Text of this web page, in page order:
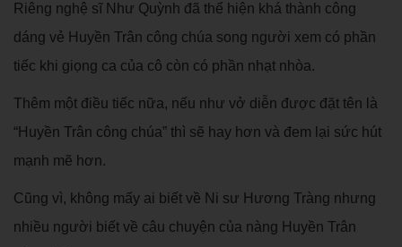
Riêng nghệ sĩ Như Quỳnh đã thể hiện khá thành công
dáng vẻ Huyền Trân công chúa song người xem có phần
tiếc khi giọng ca của cô còn có phần nhạt nhòa.
Thêm một điều tiếc nữa, nếu như vở diễn được đặt tên là
“Huyền Trân công chúa” thì sẽ hay hơn và đem lại sức hút
mạnh mẽ hơn.
Cũng vì, không mấy ai biết về Ni sư Hương Tràng nhưng
nhiều người biết về câu chuyện của nàng Huyền Trân